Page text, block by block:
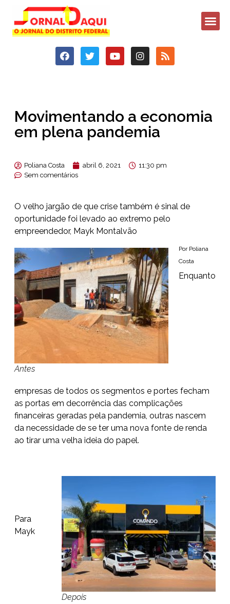
Movimentando a economia
em plena pandemia
Poliana Costa abril 6, 2021
11:30 pm
Sem comentários
O velho jargão de que crise também é sinal de
oportunidade foi levado ao extremo pelo
empreendedor, Mayk Montalvão
Antes
Por Poliana
Costa
Enquanto
empresas de todos os segmentos e portes fecham
as portas em decorrência das complicações
financeiras geradas pela pandemia, outras nascem
da necessidade de se ter uma nova fonte de renda
ao tirar uma velha ideia do papel.
Depois
Para
Mayk